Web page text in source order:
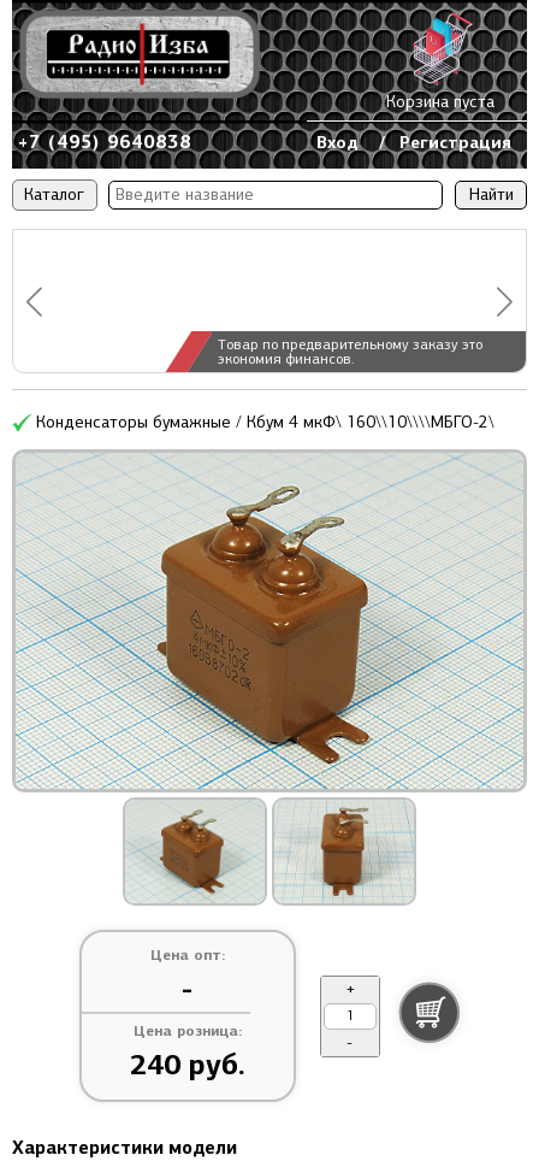
Каталог
Товар по предварительному заказу это
экономия финансов.
+7 (495) 9640838 Вход / Регистрация
Корзина пуста
Конденсаторы бумажные / Кбум 4 мкФ\ 160\\10\\\\МБГО-2\
Цена опт:
-
Цена розница:
240 руб.
+
-
Характеристики модели